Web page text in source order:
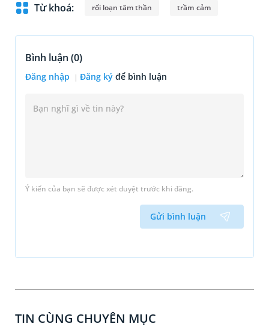
Từ khoá: rối loạn tâm thần trầm cảm
Bình luận (0)
Đăng nhập Đăng ký để bình luận
Ý kiến của bạn sẽ được xét duyệt trước khi đăng.
Gửi bình luận
TIN CÙNG CHUYÊN MỤC